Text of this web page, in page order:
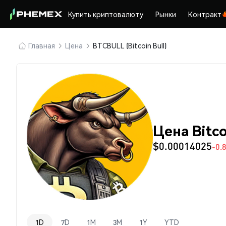
Купить криптовалюту Рынки Контракт
Главная Цена BTCBULL (Bitcoin Bull)
Цена
$0.00014025-
1D 7D 1M 3M 1Y YTD